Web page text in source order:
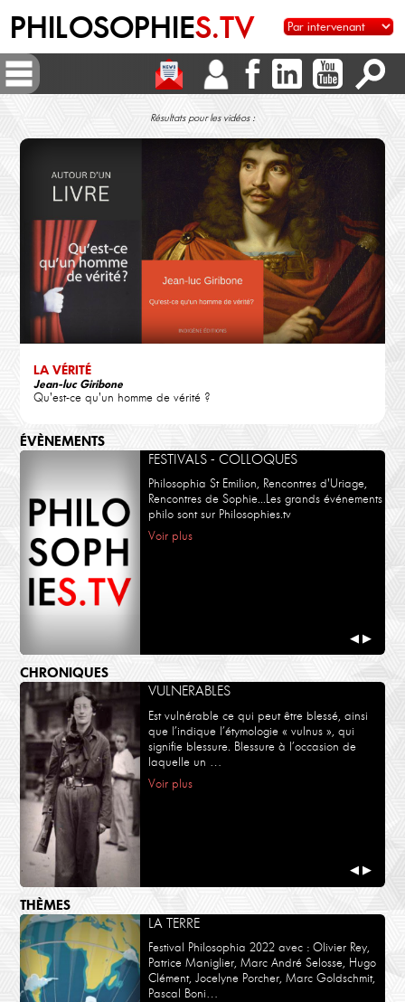
PHILOSOPHIES.TV
Résultats pour les vidéos :
LA VÉRITÉ
Jean-luc Giribone
Qu'est-ce qu'un homme de vérité ?
ÉVÈNEMENTS
FESTIVALS - COLLOQUES
Philosophia St Emilion, Rencontres d'Uriage,
Rencontres de Sophie...Les grands événements
philo sont sur Philosophies.tv
Voir plus
◀ ▶
CHRONIQUES
VULNERABLES
Est vulnérable ce qui peut être blessé, ainsi
que l’indique l’étymologie « vulnus », qui
signifie blessure. Blessure à l’occasion de
laquelle un …
Voir plus
◀ ▶
THÈMES
LA TERRE
Festival Philosophia 2022 avec : Olivier Rey,
Patrice Maniglier, Marc André Selosse, Hugo
Clément, Jocelyne Porcher, Marc Goldschmit,
Pascal Boni…